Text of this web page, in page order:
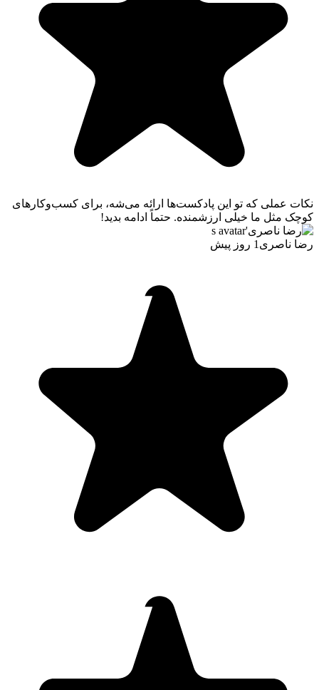
نکات عملی که تو این پادکست‌ها ارائه می‌شه، برای کسب‌وکارهای
کوچک مثل ما خیلی ارزشمنده. حتماً ادامه بدید!
رضا ناصری 1 روز پیش